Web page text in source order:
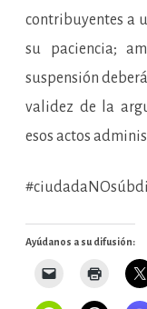
contribuyentes a
su paciencia;
suspensión
validez de la
esos actos
Ayúdanos a su difusión: